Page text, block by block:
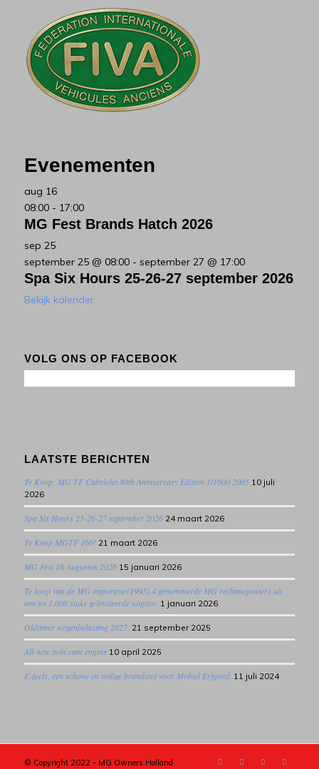
Evenementen
aug 16
08:00- 17:00
MG Fest Brands Hatch 2026
sep 25
september 25 @ 08:00- september 27 @ 17:00
Spa Six Hours 25-26-27 september 2026
Bekijk kalender
VOLG ONS OP FACEBOOK
LAATSTE BERICHTEN
Te Koop: MG TF Cabriolet 80th Anniversary Edition 1/1600 2005 10 juli
2026
Spa Six Hours 25-26-27 september 2026 24 maart 2026
Te Koop MGTF 160! 21 maart 2026
MG Fest 16 Augustus 2026 15 januari 2026
Te koop van de MG importeur(1995) 4 genummerde MG reclameposters uit
een tot 1.000 stuks gelimiteerde uitgave. 1 januari 2026
Oldtimer wegenbelasting 2027. 21 september 2025
All-new twin cam engine 10 april 2025
E-fuels, een schone en veilige brandstof voor Mobiel Erfgoed. 11 juli 2024
© Copyright 2022 - MG Owners Holland